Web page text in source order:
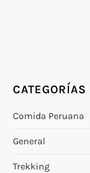
CATEGORÍAS
Comida Peruana
General
Trekking